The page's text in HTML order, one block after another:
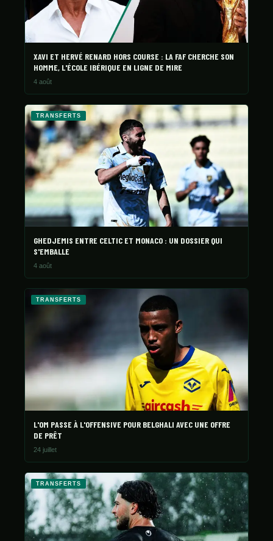
XAVI ET HERVÉ RENARD HORS COURSE : LA FAF CHERCHE SON
HOMME, L'ÉCOLE IBÉRIQUE EN LIGNE DE MIRE
4 août
TRANSFERTS
GHEDJEMIS ENTRE CELTIC ET MONACO : UN DOSSIER QUI
S'EMBALLE
4 août
TRANSFERTS
L'OM PASSE À L'OFFENSIVE POUR BELGHALI AVEC UNE OFFRE
DE PRÊT
24 juillet
TRANSFERTS